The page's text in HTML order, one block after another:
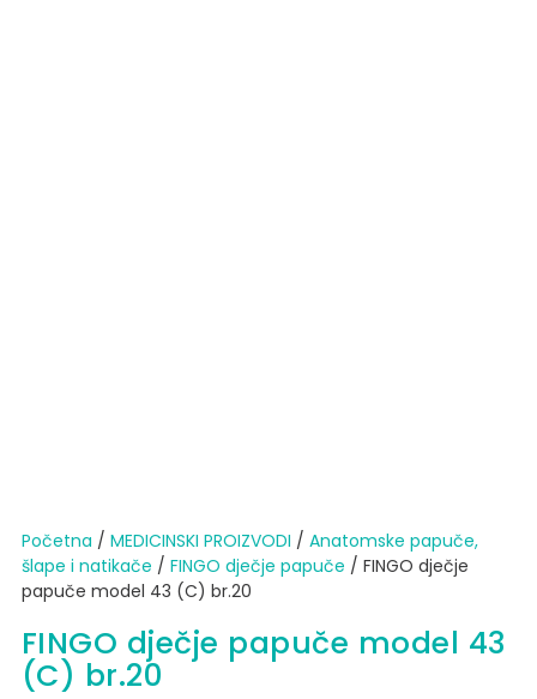
Početna / MEDICINSKI PROIZVODI / Anatomske papuče,
šlape i natikače / FINGO dječje papuče / FINGO dječje
papuče model 43 (C) br.20
FINGO dječje papuče model 43
(C) br.20